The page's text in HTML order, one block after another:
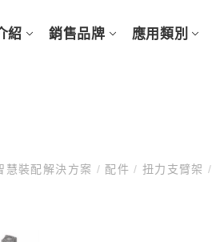
紹 銷售品牌 應用類別
慧裝配解決方案 / 配件/ 扭力支臂架/